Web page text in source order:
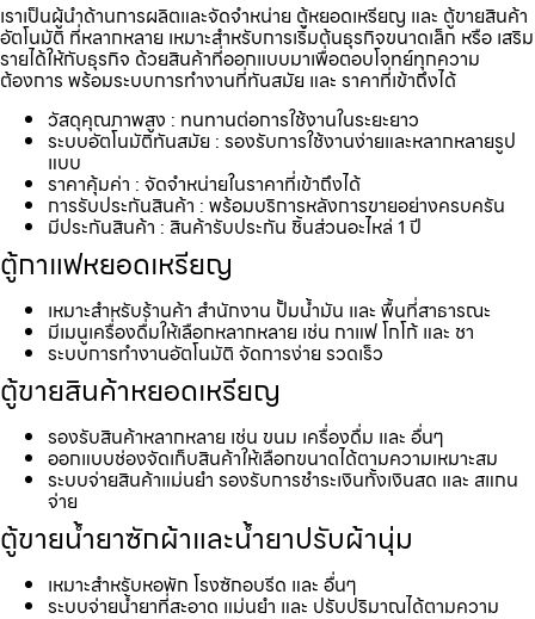
เราเป็นผู้นำด้านการผลิตและจัดจำหน่าย ตู้หยอดเหรียญ และ ตู้ขายสินค้า
อัตโนมัติ ที่หลากหลาย เหมาะสำหรับการเริ่มต้นธุรกิจขนาดเล็ก หรือ เสริม
รายได้ให้กับธุรกิจ ด้วยสินค้าที่ออกแบบมาเพื่อตอบโจทย์ทุกความ
ต้องการ พร้อมระบบการทำงานที่ทันสมัย และ ราคาที่เข้าถึงได้
วัสดุคุณภาพสูง : ทนทานต่อการใช้งานในระยะยาว
ระบบอัตโนมัติทันสมัย : รองรับการใช้งานง่ายและหลากหลายรูป
แบบ
ราคาคุ้มค่า : จัดจำหน่ายในราคาที่เข้าถึงได้
การรับประกันสินค้า : พร้อมบริการหลังการขายอย่างครบครัน
มีประกันสินค้า : สินค้ารับประกัน ชิ้นส่วนอะไหล่ 1 ปี
ตู้กาแฟหยอดเหรียญ
เหมาะสำหรับร้านค้า สำนักงาน ปั้มน้ำมัน และ พื้นที่สาธารณะ
มีเมนูเครื่องดื่มให้เลือกหลากหลาย เช่น กาแฟ โกโก้ และ ชา
ระบบการทำงานอัตโนมัติ จัดการง่าย รวดเร็ว
ตู้ขายสินค้าหยอดเหรียญ
รองรับสินค้าหลากหลาย เช่น ขนม เครื่องดื่ม และ อื่นๆ
ออกแบบช่องจัดเก็บสินค้าให้เลือกขนาดได้ตามความเหมาะสม
ระบบจ่ายสินค้าแม่นยำ รองรับการชำระเงินทั้งเงินสด และ สแกน
จ่าย
ตู้ขายน้ำยาซักผ้าและน้ำยาปรับผ้านุ่ม
เหมาะสำหรับหอพัก โรงซักอบรีด และ อื่นๆ
ระบบจ่ายน้ำยาที่สะอาด แม่นยำ และ ปรับปริมาณได้ตามความ